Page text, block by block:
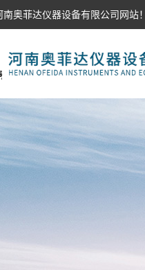
奥菲达仪器设备有限公司网站！